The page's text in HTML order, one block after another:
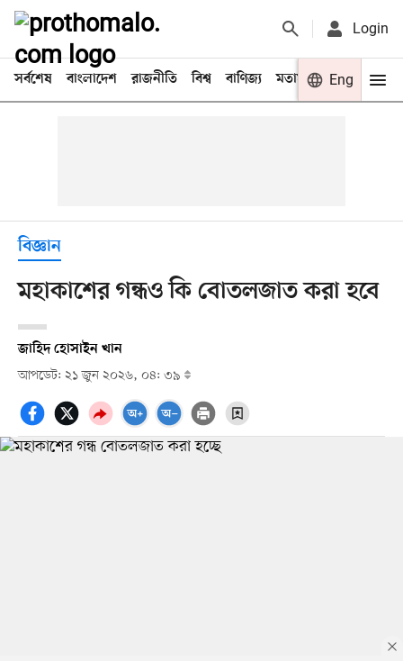
Login
সর্বশেষ বাংলাদেশ রাজনীতি বিশ্ব বাণিজ্য মতামত খেলা
Eng
বিজ্ঞান
মহাকাশের গন্ধও কি বোতলজাত করা হবে
জাহিদ হোসাইন খান
আপডেট: ২১ জুন ২০২৬, ০৪: ৩৯